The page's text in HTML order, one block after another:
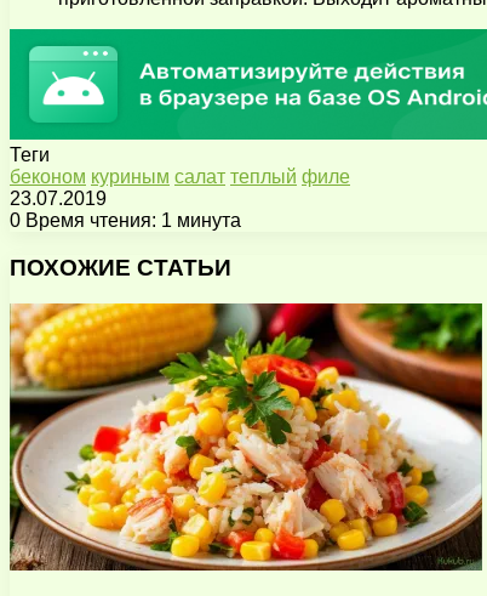
Теги
беконом куриным салат теплый филе
23.07.2019
0 Время чтения: 1 минута
через
почту
ПОХОЖИЕ СТАТЬИ